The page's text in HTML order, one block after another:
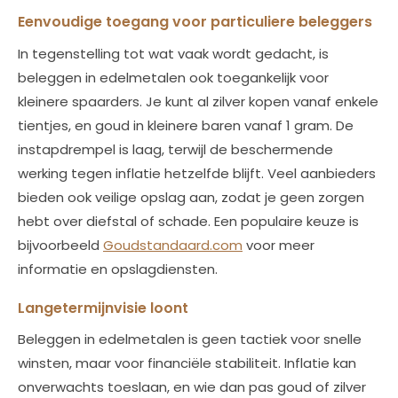
Eenvoudige toegang voor particuliere beleggers
In tegenstelling tot wat vaak wordt gedacht, is
beleggen in edelmetalen ook toegankelijk voor
kleinere spaarders. Je kunt al zilver kopen vanaf enkele
tientjes, en goud in kleinere baren vanaf 1 gram. De
instapdrempel is laag, terwijl de beschermende
werking tegen inflatie hetzelfde blijft. Veel aanbieders
bieden ook veilige opslag aan, zodat je geen zorgen
hebt over diefstal of schade. Een populaire keuze is
bijvoorbeeld Goudstandaard.com voor meer
informatie en opslagdiensten.
Langetermijnvisie loont
Beleggen in edelmetalen is geen tactiek voor snelle
winsten, maar voor financiële stabiliteit. Inflatie kan
onverwachts toeslaan, en wie dan pas goud of zilver